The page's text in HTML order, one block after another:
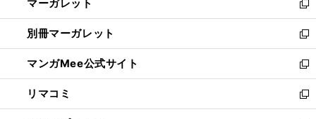
く
で
開
く
ド
ウ
で
開
く
い
ウ
ィ
ン
ド
ウ
で
開
マーガレット
新
し
い
ウ
ィ
ン
ド
ウ
別冊マーガレット
新
し
い
ウ
ィ
ン
マンガMee公式サイト
新
し
い
ウ
リマコミ
新
し